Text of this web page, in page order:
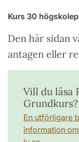
Kurs 30
Den här sidan
antagen eller
Vill du läsa
Grundkurs?
En utförligare
information